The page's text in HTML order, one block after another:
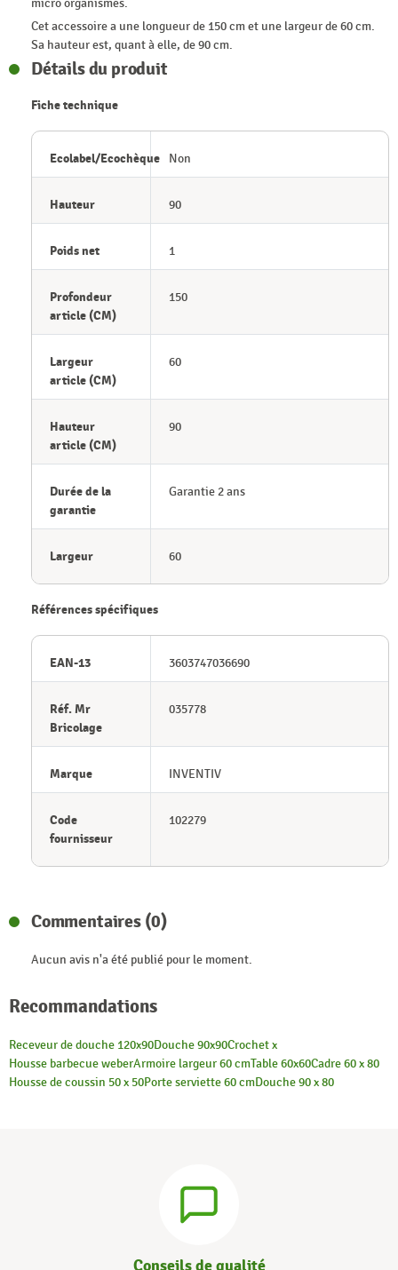
micro organismes.
Cet accessoire a une longueur de 150 cm et une largeur de 60 cm.
Sa hauteur est, quant à elle, de 90 cm.
Détails du produit
Fiche technique
Ecolabel/Ecochèque Non
Hauteur 90
Poids net 1
Profondeur
article (CM)
150
Largeur
article (CM)
60
Hauteur
article (CM)
90
Durée de la
garantie
Garantie 2 ans
Largeur 60
Références spécifiques
EAN-13 3603747036690
Réf. Mr
Bricolage
035778
Marque INVENTIV
Code
fournisseur
102279
Commentaires (0)
Aucun avis n'a été publié pour le moment.
Recommandations
Receveur de douche 120x90Douche 90x90Crochet x
Housse barbecue weberArmoire largeur 60 cmTable 60x60Cadre 60 x 80
Housse de coussin 50 x 50Porte serviette 60 cmDouche 90 x 80